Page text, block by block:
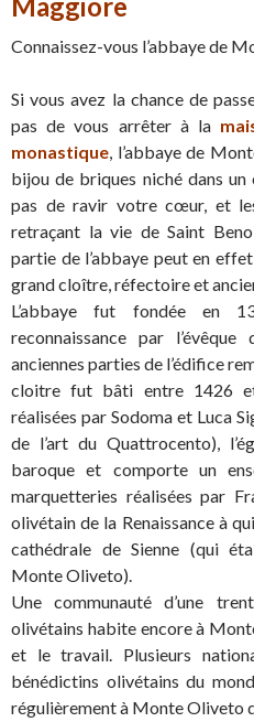
Maggiore
Connaissez-vous l’abbaye de
Si vous avez la chance de
pas de vous arrêter à la
monastique, l’abbaye de
bijou de briques niché dans
pas de ravir votre cœur, et
retraçant la vie de Saint
partie de l’abbaye peut en
grand cloître, réfectoire et
L’abbaye fut fondée en
reconnaissance par
anciennes parties de l’édifice
cloitre fut bâti entre 1426
réalisées par Sodoma et Luca
de l’art du Quattrocento),
baroque et comporte un
marquetteries réalisées par
olivétain de la Renaissance à
cathédrale de Sienne (qui
Monte Oliveto).
Une communauté d’une
olivétains habite encore à
et le travail. Plusieurs
bénédictins olivétains du
régulièrement à Monte Oliveto